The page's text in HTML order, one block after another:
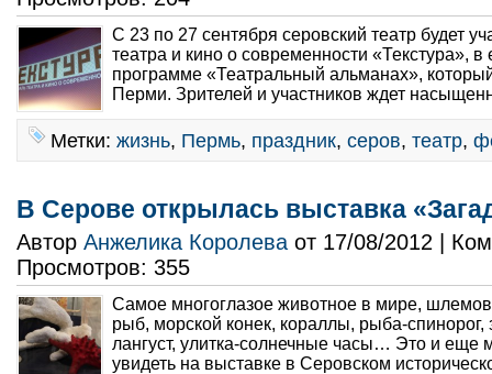
С 23 по 27 сентября серовский театр будет
театра и кино о современности «Текстура», в
программе «Театральный альманах»,
Перми. Зрителей и участников ждет
Метки: жизнь, Пермь, праздник, серов, театр,
В Серове открылась выставка
Автор Анжелика Королева от 17/08/2012 |
Просмотров: 355
Самое многоглазое животное в мире,
рыб, морской конек, кораллы, рыба-спинорог,
лангуст, улитка-солнечные часы… Это и еще
увидеть на выставке в Серовском